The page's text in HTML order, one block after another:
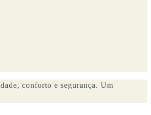
conforto e segurança. Um